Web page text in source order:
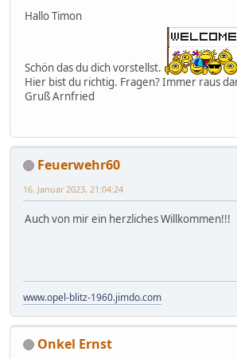
Hallo Timon
Schön das du dich vorstellst.
Hier bist du richtig. Fragen? Immer raus
Gruß Arnfried
Feuerwehr60
16. Januar 2023, 21:04:24
Auch von mir ein herzliches Willkommen!!!
www.opel-blitz-1960.jimdo.com
Onkel Ernst